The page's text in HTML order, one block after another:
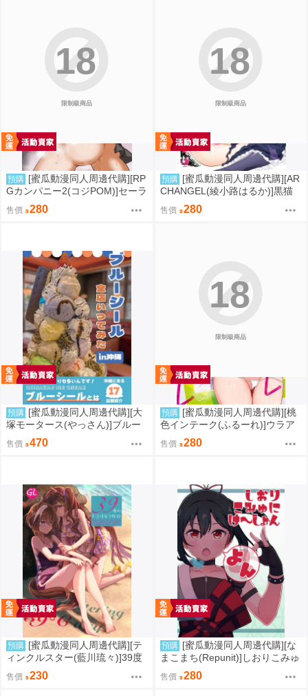
限制級商品
18
預購 [蜜瓜動漫同人周邊代購][RP
Gカンパニー2(コジPOM)]セーラ
ープルート●●●●記録ッ(同人誌)
售價 280
限制級商品
18
預購 [蜜瓜動漫同人周邊代購][AR
CHANGEL(綾小路はるか)]黒猫
館 if X【特典付】(同人誌)
售價 280
預購 [蜜瓜動漫同人周邊代購][大
塚モータース(やっさん)]ブルー
シール全店いってみたin沖縄(同
人誌)
售價 470
限制級商品
18
預購 [蜜瓜動漫同人周邊代購][桃
色インテーク(ふるーれ)]ウラア
カバレ オシオキハレ(蔚藍檔案)
(同人誌)
售價 280
預購 [蜜瓜動漫同人周邊代購][テ
ィンクルスター(藍川琉々)]39度
のとろけそうな日(賽馬娘)(同人
誌)
售價 230
預購 [蜜瓜動漫同人周邊代購][な
まこまち(Repunit)]しおりこみゅ
にけ～しょん4(LoveLive、Love
Live虹ヶ咲学園スクールアイド
售價 280